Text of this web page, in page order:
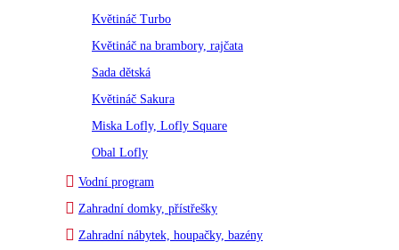
Květináč Turbo
Květináč na brambory, rajčata
Sada dětská
Květináč Sakura
Miska Lofly, Lofly Square
Obal Lofly
Vodní program
Zahradní domky, přístřešky
Zahradní nábytek, houpačky, bazény